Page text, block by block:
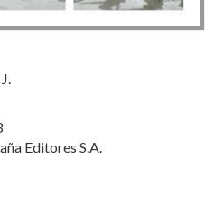
Editores S.A.